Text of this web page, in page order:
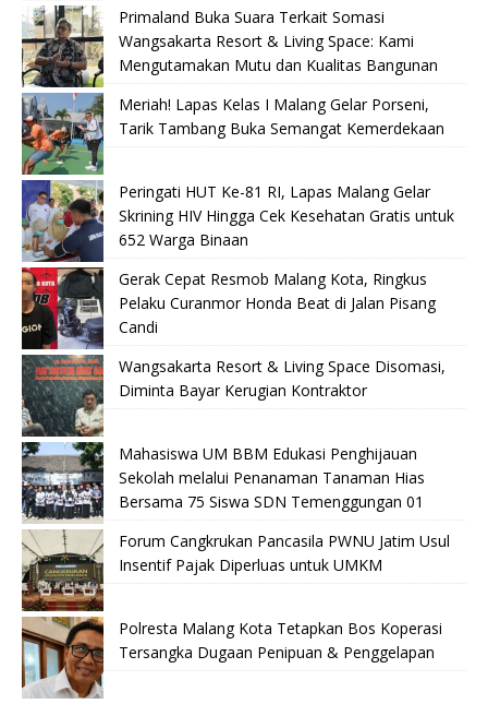
Primaland Buka Suara Terkait Somasi
Wangsakarta Resort & Living Space: Kami
Mengutamakan Mutu dan Kualitas Bangunan
Meriah! Lapas Kelas I Malang Gelar Porseni,
Tarik Tambang Buka Semangat Kemerdekaan
Peringati HUT Ke-81 RI, Lapas Malang Gelar
Skrining HIV Hingga Cek Kesehatan Gratis untuk
652 Warga Binaan
Gerak Cepat Resmob Malang Kota, Ringkus
Pelaku Curanmor Honda Beat di Jalan Pisang
Candi
Wangsakarta Resort & Living Space Disomasi,
Diminta Bayar Kerugian Kontraktor
Mahasiswa UM BBM Edukasi Penghijauan
Sekolah melalui Penanaman Tanaman Hias
Bersama 75 Siswa SDN Temenggungan 01
Forum Cangkrukan Pancasila PWNU Jatim Usul
Insentif Pajak Diperluas untuk UMKM
Polresta Malang Kota Tetapkan Bos Koperasi
Tersangka Dugaan Penipuan & Penggelapan